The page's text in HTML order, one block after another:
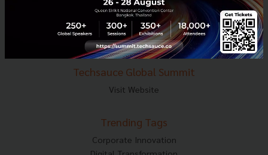
Techsauce Services
Privacy Policy
ส่งบทความ
Techsauce Global Summit
Visit Website
Trending Tags
Corporate Innovation